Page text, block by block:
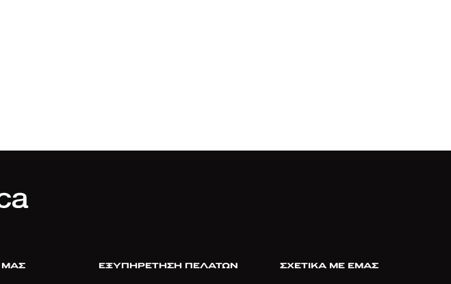
ΜΑΣ ΕΞΥΠΗΡΕΤΗΣΗ ΠΕΛΑΤΩΝ ΣΧΕΤΙΚΑ ΜΕ ΕΜΑΣ